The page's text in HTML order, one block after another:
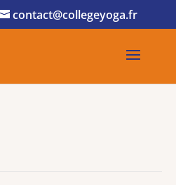
contact@collegeyoga.fr